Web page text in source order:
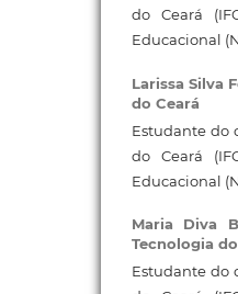
do Ceará
Educacional
Larissa Silva
do Ceará
Estudante do
do Ceará
Educacional
Maria Diva
Tecnologia
Estudante do